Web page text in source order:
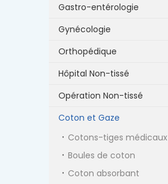
Gastro-entérologie
Gynécologie
Orthopédique
Hôpital Non-tissé
Opération Non-tissé
Coton et Gaze
Cotons-tiges médicaux
Boules de coton
Coton absorbant